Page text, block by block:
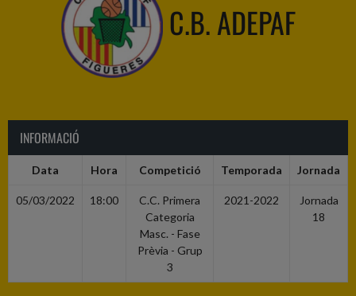
C.B. ADEPAF
INFORMACIÓ
Data Hora Competició Temporada Jornada
05/03/2022 18:00
C.C. Primera
Categoria
Masc. - Fase
Prèvia - Grup
3
2021-2022
Jornada
18